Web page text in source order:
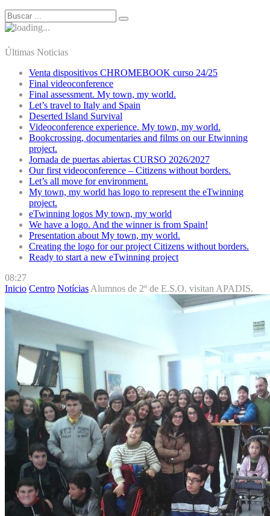
Últimas Noticias
Venta dispositivos CHROMEBOOK curso 24/25
Final videoconference
Final assessment. My town, my world.
Let’s travel to Italy and Spain
Deserted Island Survival
Videoconference experience. My town, my world.
Bookcrossing, documentaries and films on our Etwinning
project.
Jornada de puertas abiertas CURSO 2026/2027
Our first videoconference – Citizens without borders.
Let’s all move for environment.
My town, my world has logo to represent the eTwinning
project.
eTwinning logos My town, my world
We have a logo. And the winner is from Spain!
Presentation about My town, my world.
Creating the logo for our project Citizens without borders.
Ready to start a new eTwinning project
08:27
Inicio Centro Notícias Alumnos de 2º de E.S.O. visitan APADIS.